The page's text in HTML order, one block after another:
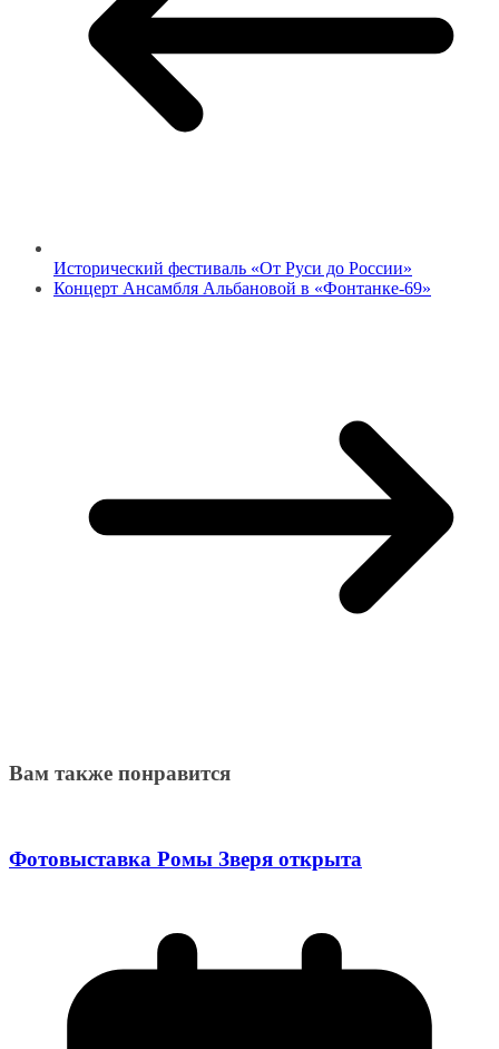
Исторический фестиваль «От Руси до России»
Концерт Ансамбля Альбановой в «Фонтанке-69»
Вам также понравится
Фотовыставка Ромы Зверя открыта